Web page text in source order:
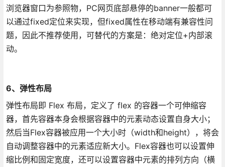
浏览器窗口为参照物，PC网页底部悬停的banner一般都可
以通过fixed定位来实现，但fixed属性在移动端有兼容性问
题，因此不推荐使用，可替代的方案是：绝对定位+内部滚
动。
6、弹性布局
弹性布局即 Flex 布局，定义了 flex 的容器一个可伸缩容
器，首先容器本身会根据容器中的元素动态设置自身大小；
然后当Flex容器被应用一个大小时（width和height），将会
自动调整容器中的元素适应新大小。Flex容器也可以设置伸
缩比例和固定宽度，还可以设置容器中元素的排列方向（横